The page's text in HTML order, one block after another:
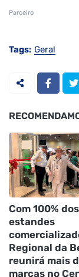
Parceiro
Tags: Geral
Com 100% dos
estandes
Regional da
reunirá mais
marcas no